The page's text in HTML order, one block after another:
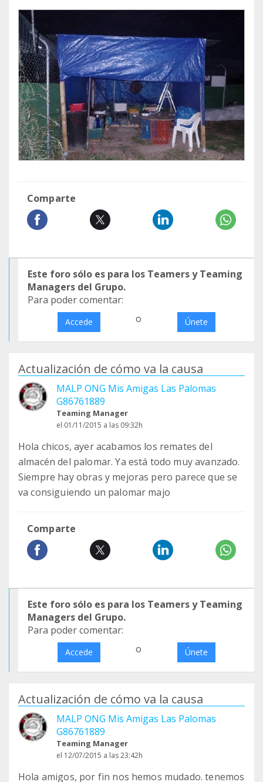
Comparte
Este foro sólo es para los Teamers y Teaming
Managers del Grupo.
Para poder comentar:
Accede o Únete
Actualización de cómo va la causa
MALP ONG Mis Amigas Las Palomas
G86761889
Teaming Manager
el 01/11/2015 a las 09:32h
Hola chicos, ayer acabamos los remates del
almacén del palomar. Ya está todo muy avanzado.
Siempre hay obras y mejoras pero parece que se
va consiguiendo un palomar majo
Comparte
Este foro sólo es para los Teamers y Teaming
Managers del Grupo.
Para poder comentar:
Accede o Únete
Actualización de cómo va la causa
MALP ONG Mis Amigas Las Palomas
G86761889
Teaming Manager
el 12/07/2015 a las 23:42h
Hola amigos, por fin nos hemos mudado. tenemos